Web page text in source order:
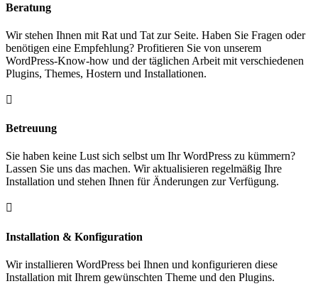
Beratung
Wir stehen Ihnen mit Rat und Tat zur Seite. Haben Sie Fragen oder
benötigen eine Empfehlung? Profitieren Sie von unserem
WordPress-Know-how und der täglichen Arbeit mit verschiedenen
Plugins, Themes, Hostern und Installationen.

Betreuung
Sie haben keine Lust sich selbst um Ihr WordPress zu kümmern?
Lassen Sie uns das machen. Wir aktualisieren regelmäßig Ihre
Installation und stehen Ihnen für Änderungen zur Verfügung.

Installation & Konfiguration
Wir installieren WordPress bei Ihnen und konfigurieren diese
Installation mit Ihrem gewünschten Theme und den Plugins.